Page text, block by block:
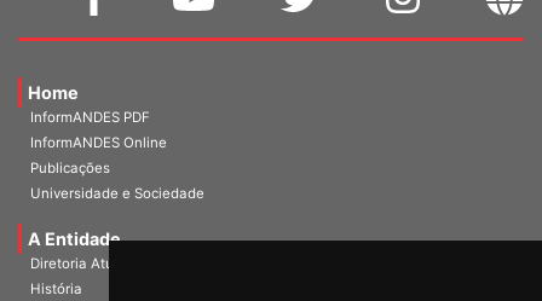
Home
InformANDES PDF
InformANDES Online
Publicações
Universidade e Sociedade
A Entidade
Diretoria Atual
História